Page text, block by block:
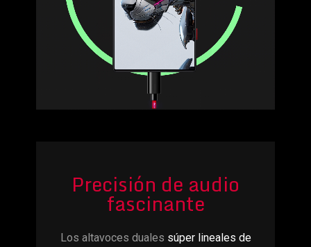
Precisión de audio
fascinante
Los altavoces duales súper lineales de